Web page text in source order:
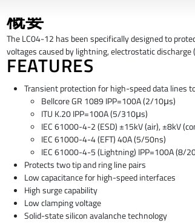
概要
The LC04-12 has been specifically designed to
voltages caused by lightning, electrostatic discharge
FEATURES
Transient protection for high-speed data lines
Bellcore GR 1089 IPP=100A (2/10μs)
ITU K.20 IPP=100A (5/310μs)
IEC 61000-4-2 (ESD) ±15kV (air), ±8kV
IEC 61000-4-4 (EFT) 40A (5/50ns)
IEC 61000-4-5 (Lightning) IPP=100A (8/
Protects two tip and ring line pairs
Low capacitance for high-speed interfaces
High surge capability
Low clamping voltage
Solid-state silicon avalanche technology